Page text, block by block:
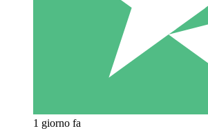
1 giorno fa